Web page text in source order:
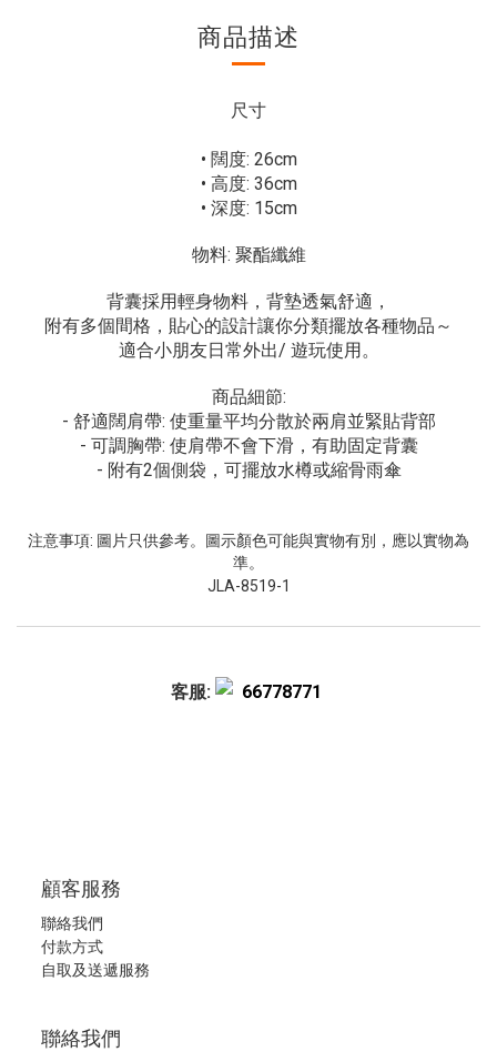
商品描述
尺寸
• 闊度: 26cm
• 高度: 36cm
• 深度: 15cm
物料: 聚酯纖維
背囊採用輕身物料，背墊透氣舒適，
附有多個間格，貼心的設計讓你分類擺放各種物品～
適合小朋友日常外出/ 遊玩使用。
商品細節:
- 舒適闊肩帶: 使重量平均分散於兩肩並緊貼背部
- 可調胸帶: 使肩帶不會下滑，有助固定背囊
- 附有2個側袋，可擺放水樽或縮骨雨傘
注意事項: 圖片只供參考。圖示顏色可能與實物有別，應以實物為
準。
JLA-8519-1
客服: 66778771
顧客服務
聯絡我們
付款方式
自取及送遞服務
聯絡我們